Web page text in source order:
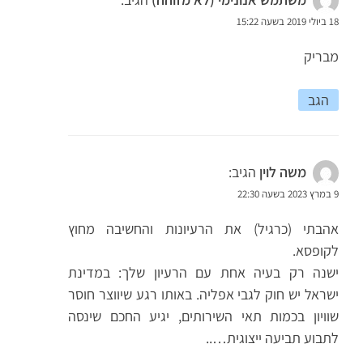
מבריק
משה לוין הגיב:
אהבתי (כרגיל) את הרעיונות והחשיבה מחוץ
לקופסא.
ישנה רק בעיה אחת עם הרעיון שלך: במדינת
ישראל יש חוק לגבי אפליה. באותו רגע שיווצר חוסר
שוויון בכמות תאי השירותים, יגיע החכם שינסה
לתבוע תביעה ייצוגית…..